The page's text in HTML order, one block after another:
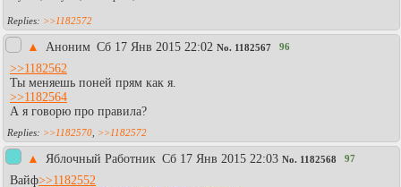
>>1182572
▲ Аноним Сб 17 Янв 2015 22:02 No. 1182567 96
>>1182562
Ты меняешь поней прям как я.
>>1182564
А я говорю про правила?
>>1182570 >>1182572
▲ Яблочный Работник Сб 17 Янв 2015 22:03 No. 1182568 97
Вайф>>1182552